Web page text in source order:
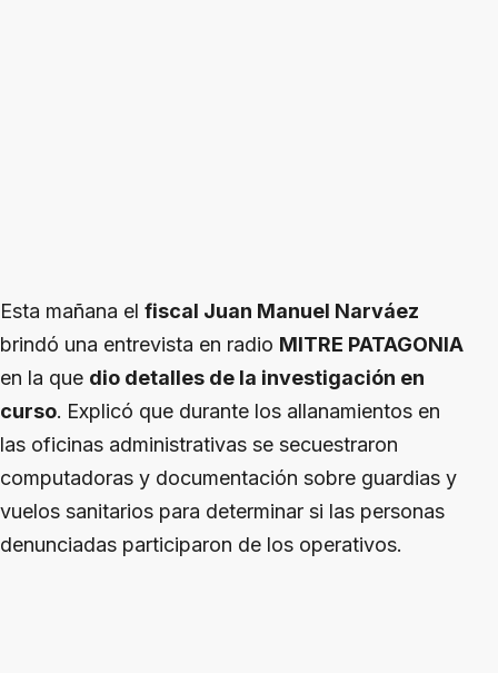
Esta mañana el fiscal Juan Manuel Narváez
brindó una entrevista en radio MITRE PATAGONIA
en la que dio detalles de la investigación en
curso. Explicó que durante los allanamientos en
las oficinas administrativas se secuestraron
computadoras y documentación sobre guardias y
vuelos sanitarios para determinar si las personas
denunciadas participaron de los operativos.